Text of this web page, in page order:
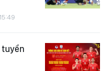
tuyển